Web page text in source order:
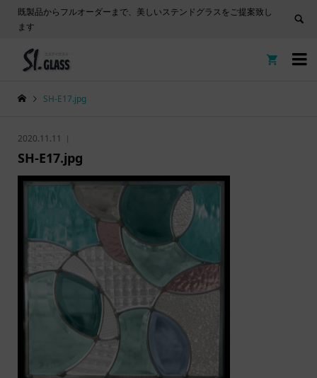
既製品からフルオーダーまで、美しいステンドグラスをご提案致し
ます


SH-E17.jpg
2020.11.11
SH-E17.jpg